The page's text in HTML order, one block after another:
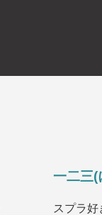
一二三(
スプラ